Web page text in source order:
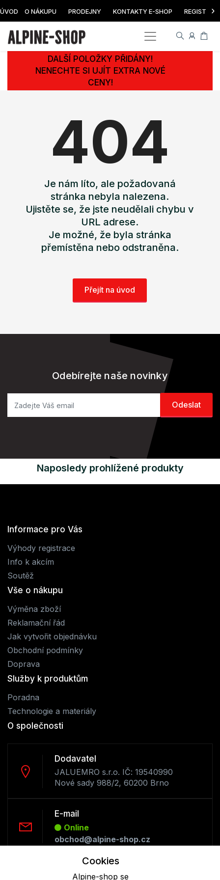
ÚVOD O NÁKUPU PRODEJNY KONTAKTY E-SHOP ›
DALŠÍ POLOŽKY PŘIDÁNY!
NENECHTE SI UJÍT EXTRA NOVÉ
CENY!
404
Je nám líto, ale požadovaná
stránka nebyla nalezena.
Ujistěte se, že jste neudělali chybu v
URL adrese.
Je možné, že byla stránka
přemístěna nebo odstraněna.
Přejít na úvod
Odebírejte naše novinky
Naposledy prohlížené produkty
Informace pro Vás
Výhody registrace
Info k akcím
Soutěž
Vše o nákupu
Výměna zboží
Reklamační řád
Jak vytvořit objednávku
Obchodní podmínky
Doprava
Služby k produktům
Poradna
Technologie a materiály
O společnosti
Dodavatel
JALUEMRO s.r.o. IČ: 19540990
Nové sady 988/2, 60200 Brno
E-mail
Online
obchod@alpine-shop.cz
Cookies
Alpine-shop se